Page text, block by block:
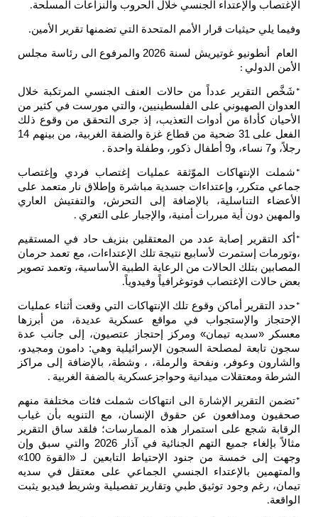
الإغتصاب والإعتداء الجنسي خلال الحروب والنزاعات المسلحة.
وفيما يلي حيثيات قرار الأمم المتحدة التي تضمنها تقرير الأمين.
العام أنطونيو غوتيريش لسنة 2026 والمرفوع الى رئاسة مجلس
الأمن الدولي :
*شَخَّص التقرير عدداً من حالات العنف الجنسي المرتكبة خلال
العدوان الصهيوني على الفلسطينيين، والتي مورست في كثير من
الأحيان كأداة من أدوات التعذيب، إذ جرى التحقق من وقوع ذلك
الفعل على 31 ضحية من قطاع غزة والضفة الغربية، من بينهم 14
رجلاً، و7 نساء، و9 أطفال ذكور، وطفلة واحدة
.
*شملت الإنتهاكات الموّثقة عمليات إغتصاب فردي وإغتصاب
جماعي متكرر، وإعتداءات جسدية مباشرة وإطلاق نار متعمد على
الأعضاء التناسلية، بالإضافة إلى التحرش، والتفتيش العاري
والمهين دون أية مبررات أمنية، والإجبار على التعري .
* أكد التقرير إصابة عدد من المعتقلين بنزيف حاد في المستقيم
،وتورمات إستمرت لأسابيع نتيجة تلك الإعتداءات، مع تعمد حرمان
المصابين بتلك الحالات من الرعاية الطبية الأساسية، وتعمد تصوير
بعض حالات الإغتصاب فوتوغرافياً وفيدوياً.
*حدد التقرير أماكن وقوع تلك الإنتهاكات التي وقعت أثناء عمليات
الإحتجاز والإستجواب في مواقع عسكرية عديدة، من أبرزها
معسكر «سديه تيمان» ومركز إحتجاز عتصيون، إلى جانب عدة
سجون تابعة لمصلحة السجون الإسرائيلية وهي: دامون ومجيدو،
والشارون وعوفر، ونفحة والرملة، ، وشطة، بالإضافة إلى مراكز
الشرطة ومعتقلات ميدانية وحواجزعسكرية بالضفة الغربية .
*تضمن التقرير الإشارة الى انتهاكات شملت فئات مختلفة منهم
صحفيون ومدافعون عن حقوق الإنسان، مع التنويه بأن غياب
الرقابة شجع على استمرار هذه الممارسات؛ فلقد ساق التقرير
مثالاً بإلغاء جميع التهم الجنائية في آذار 2026 والتي سبق وإن
وجهت إلى خمسة من جنود الإحتياط التابعين لـ «القوة 100»
والمتهمين بالإعتداء الجنسي الجماعي على معتقل في سديه
تيمان، رغم وجود توثيق طبي وتقارير تفصيلية وشريط فيديو يثبت
الواقعة.